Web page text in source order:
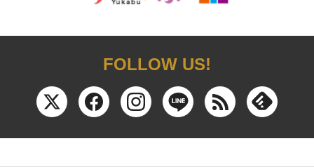
FOLLOW US!